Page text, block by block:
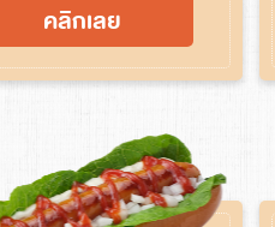
คลิกเลย